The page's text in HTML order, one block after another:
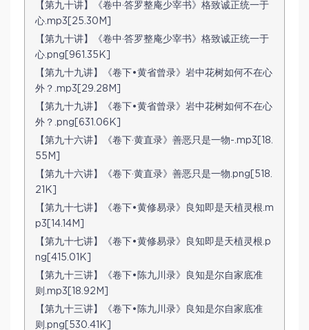
【第九十讲】《卷中·答罗整庵少宰书》格致诚正统一于
心.mp3[25.30M]
【第九十讲】《卷中·答罗整庵少宰书》格致诚正统一于
心.png[961.35K]
【第九十九讲】《卷下•黄省曾录》岩中花树如何不在心
外？.mp3[29.28M]
【第九十九讲】《卷下•黄省曾录》岩中花树如何不在心
外？.png[631.06K]
【第九十六讲】《卷下·黄直录》善恶只是一物-.mp3[18.
55M]
【第九十六讲】《卷下·黄直录》善恶只是一物.png[518.
21K]
【第九十七讲】《卷下•黄修易录》良知即是天植灵根.m
p3[14.14M]
【第九十七讲】《卷下•黄修易录》良知即是天植灵根.p
ng[415.01K]
【第九十三讲】《卷下•陈九川录》良知是尔自家底准
则.mp3[18.92M]
【第九十三讲】《卷下•陈九川录》良知是尔自家底准
则.png[530.41K]